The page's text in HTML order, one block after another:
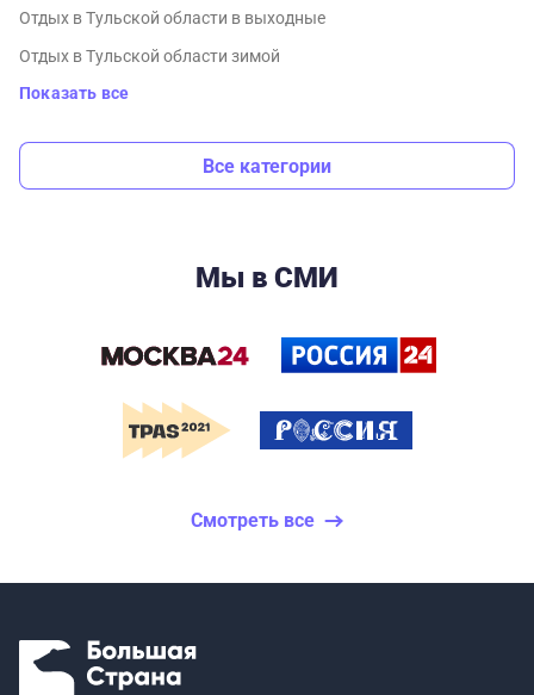
Отдых в Тульской области в выходные
Отдых в Тульской области зимой
Показать все
Все категории
Мы в СМИ
Смотреть все